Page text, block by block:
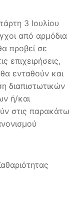
3 Ιουλίου
από αρμόδια
προβεί σε
επιχειρήσεις,
ενταθούν και
διαπιστωτικών
ή/και
στις παρακάτω